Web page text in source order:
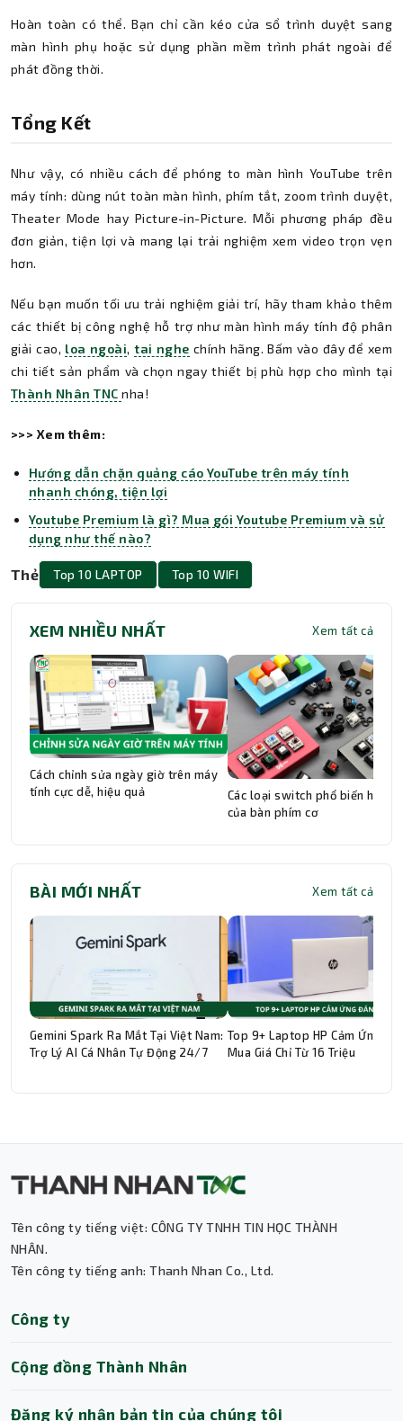
Hoàn toàn có thể. Bạn chỉ cần kéo cửa sổ trình duyệt sang
màn hình phụ hoặc sử dụng phần mềm trình phát ngoài để
phát đồng thời.
Tổng Kết
Như vậy, có nhiều cách để phóng to màn hình YouTube trên
máy tính: dùng nút toàn màn hình, phím tắt, zoom trình duyệt,
Theater Mode hay Picture-in-Picture. Mỗi phương pháp đều
đơn giản, tiện lợi và mang lại trải nghiệm xem video trọn vẹn
hơn.
Nếu bạn muốn tối ưu trải nghiệm giải trí, hãy tham khảo thêm
các thiết bị công nghệ hỗ trợ như màn hình máy tính độ phân
giải cao, loa ngoài,tai nghe chính hãng. Bấm vào đây để xem
chi tiết sản phẩm và chọn ngay thiết bị phù hợp cho mình tại
Thành Nhân TNCnha!
>>> Xem thêm:
Hướng dẫn chặn quảng cáo YouTube trên máy tính
nhanh chóng, tiện lợi
Youtube Premium là gì? Mua gói Youtube Premium và sử
dụng như thế nào?
Thẻ Top 10 LAPTOP Top 10 WIFI
XEM NHIỀU NHẤT Xem tất cả
Cách chỉnh sửa ngày giờ trên máy
tính cực dễ, hiệu quả
Các loại switch phổ biến hiện
của bàn phím cơ
BÀI MỚI NHẤT Xem tất cả
Gemini Spark Ra Mắt Tại Việt Nam:
Trợ Lý AI Cá Nhân Tự Động 24/7
Top 9+ Laptop HP Cảm Ứng
Mua Giá Chỉ Từ 16 Triệu
Tên công ty tiếng việt: CÔNG TY TNHH TIN HỌC THÀNH
NHÂN.
Tên công ty tiếng anh: Thanh Nhan Co., Ltd.
Công ty
Cộng đồng Thành Nhân
Đăng ký nhận bản tin của chúng tôi